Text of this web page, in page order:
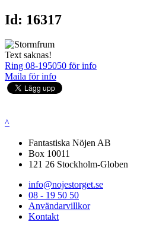
Id: 16317
Text saknas!
Ring 08-195050 för info
Maila för info
^
Fantastiska Nöjen AB
Box 10011
121 26 Stockholm-Globen
info@nojestorget.se
08 - 19 50 50
Användarvillkor
Kontakt